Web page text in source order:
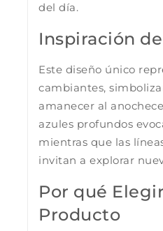
del día.
Inspiración
Este diseño único
cambiantes,
amanecer al
azules profundos
mientras que las
invitan a explorar
Por qué
Producto